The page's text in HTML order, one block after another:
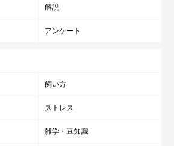
解説
アンケート
飼い方
ストレス
雑学・豆知識